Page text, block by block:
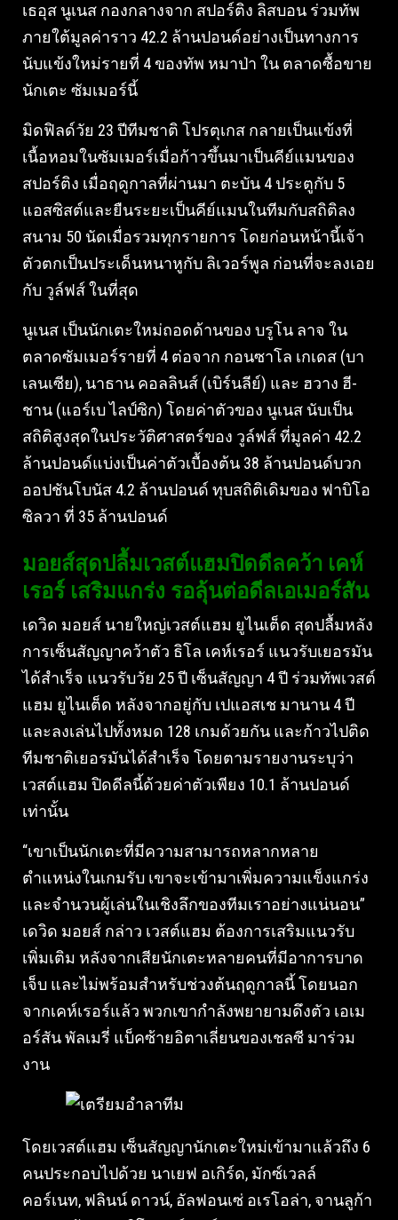
เธอุส นูเนส กองกลางจาก สปอร์ติง ลิสบอน ร่วมทัพ
ภายใต้มูลค่าราว 42.2 ล้านปอนด์อย่างเป็นทางการ
นับแข้งใหม่รายที่ 4 ของทัพ หมาป่า ใน ตลาดซื้อขาย
นักเตะ ซัมเมอร์นี้
มิดฟิลด์วัย 23 ปีทีมชาติ โปรตุเกส กลายเป็นแข้งที่
เนื้อหอมในซัมเมอร์เมื่อก้าวขึ้นมาเป็นคีย์แมนของ
สปอร์ติง เมื่อฤดูกาลที่ผ่านมา ตะบัน 4 ประตูกับ 5
แอสซิสต์และยืนระยะเป็นคีย์แมนในทีมกับสถิติลง
สนาม 50 นัดเมื่อรวมทุกรายการ โดยก่อนหน้านี้เจ้า
ตัวตกเป็นประเด็นหนาหูกับ ลิเวอร์พูล ก่อนที่จะลงเอย
กับ วูล์ฟส์ ในที่สุด
นูเนส เป็นนักเตะใหม่ถอดด้านของ บรูโน ลาจ ใน
ตลาดซัมเมอร์รายที่ 4 ต่อจาก กอนซาโล เกเดส (บา
เลนเซีย), นาธาน คอลลินส์ (เบิร์นลีย์) และ ฮวาง ฮี-
ชาน (แอร์เบ ไลป์ซิก) โดยค่าตัวของ นูเนส นับเป็น
สถิติสูงสุดในประวัติศาสตร์ของ วูล์ฟส์ ที่มูลค่า 42.2
ล้านปอนด์แบ่งเป็นค่าตัวเบื้องต้น 38 ล้านปอนด์บวก
ออปชันโบนัส 4.2 ล้านปอนด์ ทุบสถิติเดิมของ ฟาบิโอ
ซิลวา ที่ 35 ล้านปอนด์
มอยส์สุดปลื้มเวสต์แฮมปิดดีลคว้า เคห์
เรอร์ เสริมแกร่ง รอลุ้นต่อดีลเอเมอร์สัน
เดวิด มอยส์ นายใหญ่เวสต์แฮม ยูไนเต็ด สุดปลื้มหลัง
การเซ็นสัญญาคว้าตัว ธิโล เคห์เรอร์ แนวรับเยอรมัน
ได้สำเร็จ แนวรับวัย 25 ปี เซ็นสัญญา 4 ปี ร่วมทัพเวสต์
แฮม ยูไนเต็ด หลังจากอยู่กับ เปแอสเช มานาน 4 ปี
และลงเล่นไปทั้งหมด 128 เกมด้วยกัน และก้าวไปติด
ทีมชาติเยอรมันได้สำเร็จ โดยตามรายงานระบุว่า
เวสต์แฮม ปิดดีลนี้ด้วยค่าตัวเพียง 10.1 ล้านปอนด์
เท่านั้น
“เขาเป็นนักเตะที่มีความสามารถหลากหลาย
ตำแหน่งในเกมรับ เขาจะเข้ามาเพิ่มความแข็งแกร่ง
และจำนวนผู้เล่นในเชิงลึกของทีมเราอย่างแน่นอน”
เดวิด มอยส์ กล่าว เวสต์แฮม ต้องการเสริมแนวรับ
เพิ่มเติม หลังจากเสียนักเตะหลายคนที่มีอาการบาด
เจ็บ และไม่พร้อมสำหรับช่วงต้นฤดูกาลนี้ โดยนอก
จากเคห์เรอร์แล้ว พวกเขากำลังพยายามดึงตัว เอเม
อร์สัน พัลเมรี่ แบ็คซ้ายอิตาเลี่ยนของเชลซี มาร่วม
งาน
โดยเวสต์แฮม เซ็นสัญญานักเตะใหม่เข้ามาแล้วถึง 6
คนประกอบไปด้วย นาเยฟ อเกิร์ด, มักซ์เวลล์
คอร์เนท, ฟลินน์ ดาวน์, อัลฟอนเซ่ อเรโอล่า, จานลูก้า